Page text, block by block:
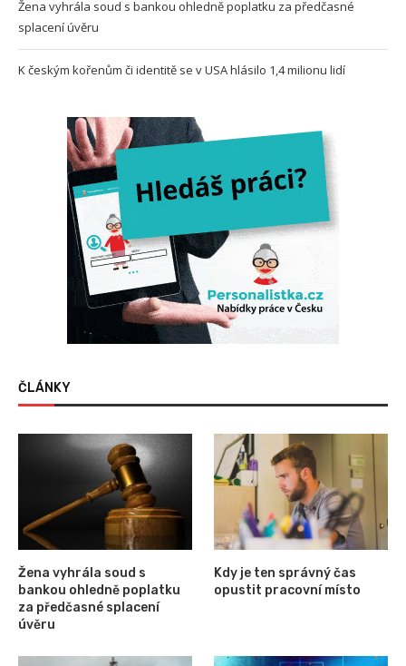
Žena vyhrála soud s bankou ohledně poplatku za předčasné
splacení úvěru
K českým kořenům či identitě se v USA hlásilo 1,4 milionu lidí
ČLÁNKY
Žena vyhrála soud s
bankou ohledně poplatku
za předčasné splacení
úvěru
Kdy je ten správný čas
opustit pracovní místo